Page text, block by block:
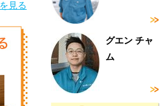
見る
グエン チャ
ム